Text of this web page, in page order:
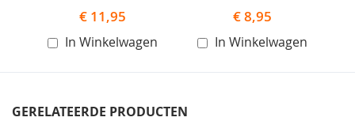
€ 11,95
In Winkelwagen
€ 8,95
In Winkelwagen
GERELATEERDE PRODUCTEN